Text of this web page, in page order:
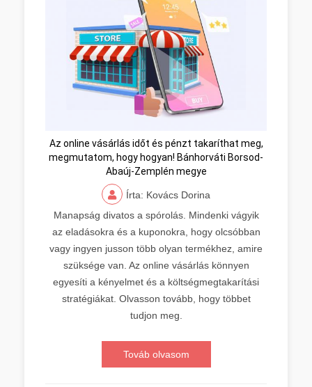
Az online vásárlás időt és pénzt takaríthat meg,
megmutatom, hogy hogyan! Bánhorváti Borsod-
Abaúj-Zemplén megye
Írta: Kovács Dorina
Manapság divatos a spórolás. Mindenki vágyik
az eladásokra és a kuponokra, hogy olcsóbban
vagy ingyen jusson több olyan termékhez, amire
szüksége van. Az online vásárlás könnyen
egyesíti a kényelmet és a költségmegtakarítási
stratégiákat. Olvasson tovább, hogy többet
tudjon meg.
Továb olvasom